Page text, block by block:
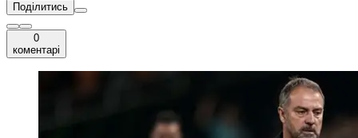
Поділитись
0
коментарі